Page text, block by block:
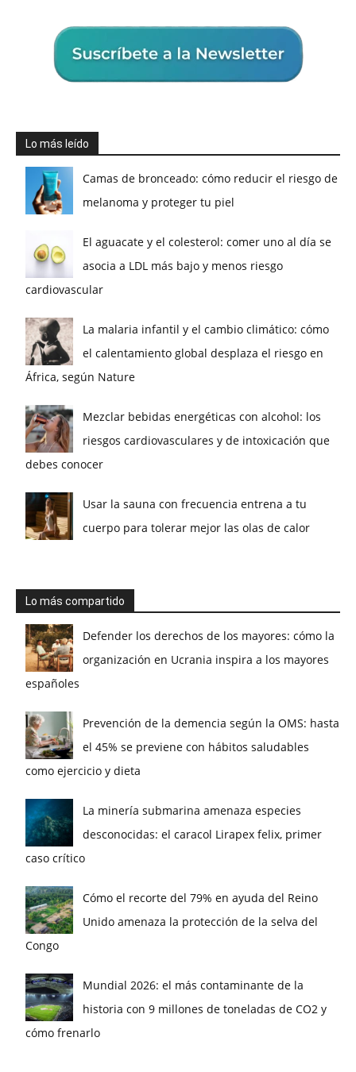
Lo más leído
Camas de bronceado: cómo reducir el riesgo de
melanoma y proteger tu piel
El aguacate y el colesterol: comer uno al día se
asocia a LDL más bajo y menos riesgo
cardiovascular
La malaria infantil y el cambio climático: cómo
el calentamiento global desplaza el riesgo en
África, según Nature
Mezclar bebidas energéticas con alcohol: los
riesgos cardiovasculares y de intoxicación que
debes conocer
Usar la sauna con frecuencia entrena a tu
cuerpo para tolerar mejor las olas de calor
Lo más compartido
Defender los derechos de los mayores: cómo la
organización en Ucrania inspira a los mayores
españoles
Prevención de la demencia según la OMS: hasta
el 45% se previene con hábitos saludables
como ejercicio y dieta
La minería submarina amenaza especies
desconocidas: el caracol Lirapex felix, primer
caso crítico
Cómo el recorte del 79% en ayuda del Reino
Unido amenaza la protección de la selva del
Congo
Mundial 2026: el más contaminante de la
historia con 9 millones de toneladas de CO2 y
cómo frenarlo